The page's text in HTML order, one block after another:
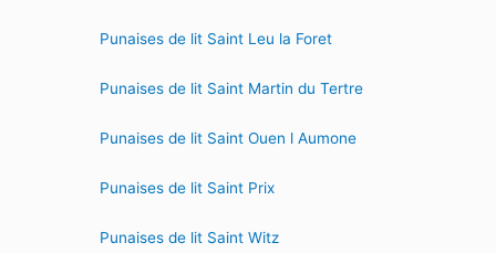
Punaises de lit Saint Leu la Foret
Punaises de lit Saint Martin du Tertre
Punaises de lit Saint Ouen l Aumone
Punaises de lit Saint Prix
Punaises de lit Saint Witz